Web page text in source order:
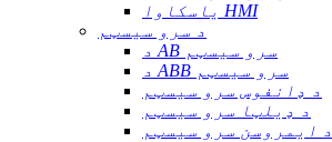
یاسکاوا HMI
د سرو سیسټم
د AB سرو سیسټم
د ABB سرو سیسټم
د ډانفوس سرو سیسټم
د ډیلټا سرو سیسټم
د ایمروسن سرو سیسټم